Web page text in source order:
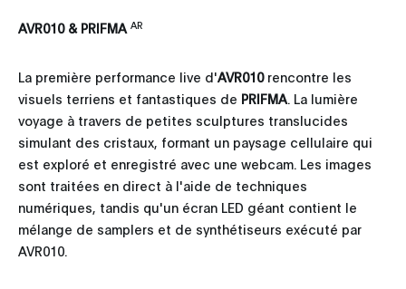
AVR010 & PRIFMA AR
La première performance live d'AVR010rencontre les
visuels terriens et fantastiques de PRIFMA. La lumière
voyage à travers de petites sculptures translucides
simulant des cristaux, formant un paysage cellulaire qui
est exploré et enregistré avec une webcam. Les images
sont traitées en direct à l'aide de techniques
numériques, tandis qu'un écran LED géant contient le
mélange de samplers et de synthétiseurs exécuté par
AVR010.